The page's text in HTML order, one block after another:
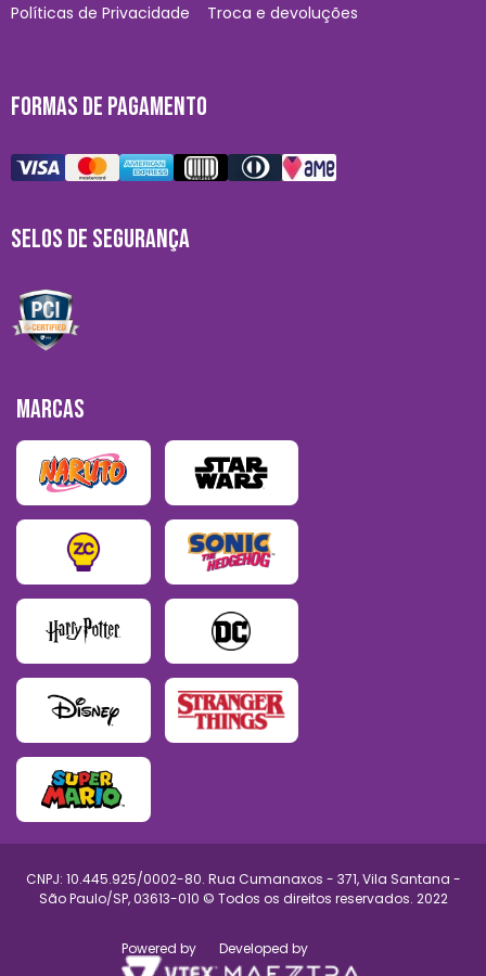
Políticas de Privacidade Troca e devoluções
FORMAS DE PAGAMENTO
SELOS DE SEGURANÇA
MARCAS
CNPJ: 10.445.925/0002-80. Rua Cumanaxos - 371, Vila Santana -
São Paulo/SP, 03613-010 © Todos os direitos reservados. 2022
Powered by Developed by